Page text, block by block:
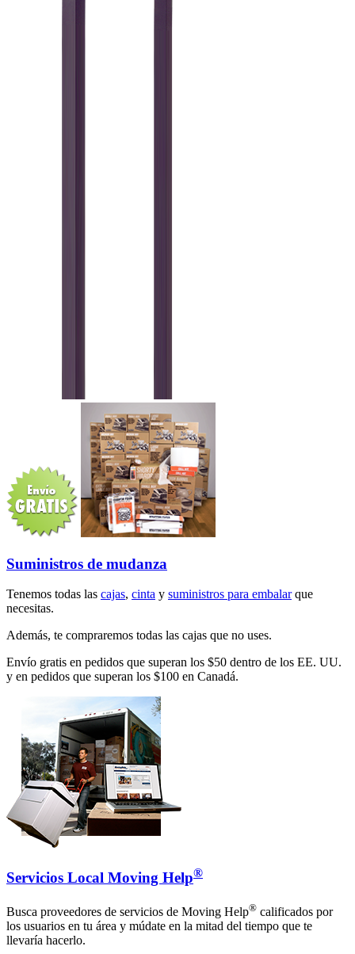
Suministros de mudanza
Tenemos todas las cajas, cinta y suministros para embalarque
necesitas.
Además, te compraremos todas las cajas que no uses.
Envío gratis en pedidos que superan los $50 dentro de los EE. UU.
y en pedidos que superan los $100 en Canadá.
Servicios Local Moving Help®
Busca proveedores de servicios de Moving Help® calificados por
los usuarios en tu área y múdate en la mitad del tiempo que te
llevaría hacerlo.